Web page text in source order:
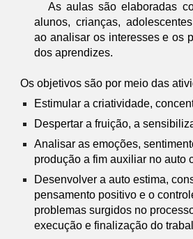
As aulas são elaboradas
alunos, crianças,
ao analisar os interesses e os
dos aprendizes.
Os objetivos são por meio das
Estimular a criatividade,
Despertar a fruição, a
Analisar as emoções,
produção a fim auxiliar no auto
Desenvolver a auto estima,
pensamento positivo e o
problemas surgidos no
execução e finalização do